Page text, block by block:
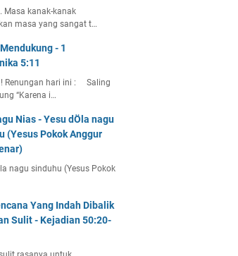
Masa kanak-kanak
masa yang sangat t…
- 1
5:11
Renungan hari ini : Saling
“Karena i…
Nias - Yesu dÖla nagu
(Yesus Pokok Anggur
nagu sinduhu (Yesus Pokok
Yang Indah Dibalik
Sulit - Kejadian 50:20-